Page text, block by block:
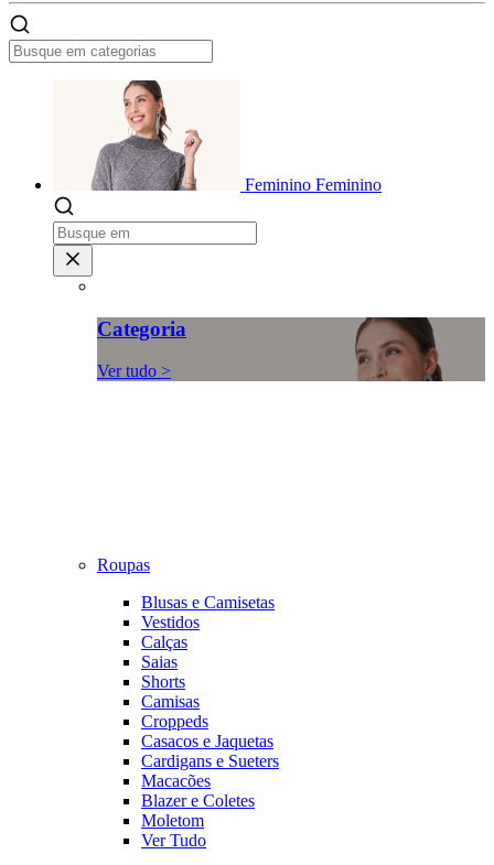
Feminino Feminino
Categoria
Ver tudo >
Roupas
Blusas e Camisetas
Vestidos
Calças
Saias
Shorts
Camisas
Croppeds
Casacos e Jaquetas
Cardigans e Sueters
Macacões
Blazer e Coletes
Moletom
Ver Tudo